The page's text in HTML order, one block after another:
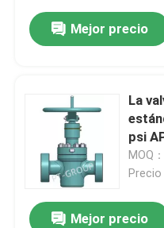
Mejor precio
La
psi
MOQ
Precio
Mejor precio